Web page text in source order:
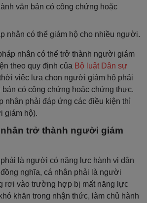
văn bản có công chứng hoặc
nhân có thể giám hộ cho nhiều người.
nhân có thể trở thành người giám
theo quy định của Bộ luật Dân sự
việc lựa chọn người giám hộ phải
có công chứng hoặc chứng thực.
nhân phải đáp ứng các điều kiện thì
giám hộ).
trở thành người giám
là người có năng lực hành vi dân
nghĩa, cá nhân phải là người
rơi vào trường hợp bị mất năng lực
khăn trong nhận thức, làm chủ hành